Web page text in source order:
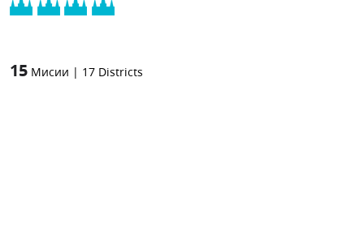
15 Мисии | 17 Districts